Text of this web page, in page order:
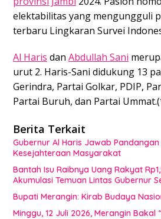
elektabilitas yang mengungguli
terbaru Lingkaran Survei
Al Haris dan Abdullah Sani
urut 2. Haris-Sani didukung 13
Gerindra, Partai Golkar, PDIP,
Partai Buruh, dan Partai
Berita Terkait
Gubernur Al Haris Jawab
Kesejahteraan Masyarakat
Bantah Isu Raibnya Uang Rakyat
Akumulasi Temuan Lintas Gubernur
Bupati Merangin: Kirab Budaya
Minggu, 12 Juli 2026, Merangin